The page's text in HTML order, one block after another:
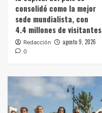
consolidó como la mejor
sede mundialista, con
4.4 millones de visitantes
Redacción agosto 9, 2026
0